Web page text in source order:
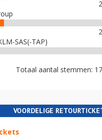
SAS(-TAP)
Totaal aantal stemmen:
VOORDELIGE